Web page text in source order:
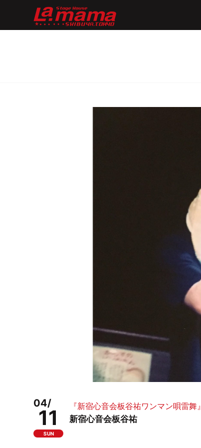
04/
11
SUN
『新宿心音会板谷祐ワンマン唄雷舞』
新宿心音会板谷祐